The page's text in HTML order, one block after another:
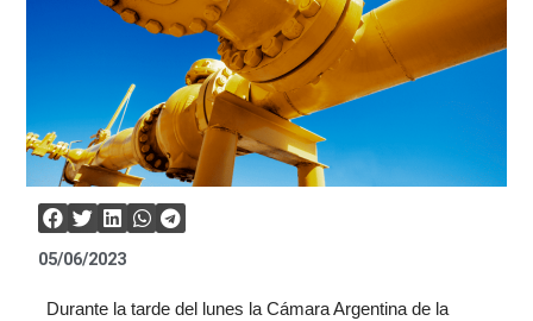
05/06/2023
Durante la tarde del lunes la Cámara Argentina de la